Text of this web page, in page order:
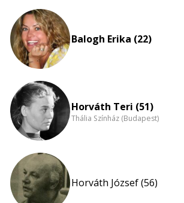
Balogh Erika (22)
Horváth Teri (51)
Thália Színház (Budapest)
Horváth József (56)